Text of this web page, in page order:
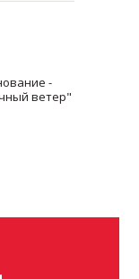
-
ветер"